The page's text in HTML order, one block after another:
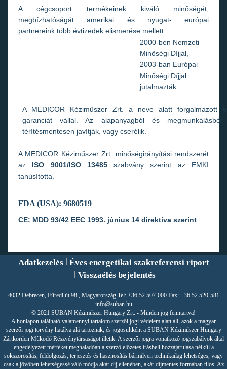
A cégcsoport termékeinek kiváló minőségét,
megbízhatóságát amerikai és nyugat- európai
partnereink több évtizedek elismerése mellett
2000-ben Nemzeti
Minőségi Díjjal,
2003-ban Európai
Minőségi Díjjal
jutalmazták.
A MEDICOR Kéziműszer Zrt. a neve alatt forgalmazott
garanciát vállal. Az alapanyagból és
térítésmentesen javítják, vagy cserélik.
A MEDICOR Kéziműszer Zrt. minőségirányítási rendszerét
az ISO 9001/ISO 13485szabvány szerint az EMKI
tanúsította.
FDA (USA): 9680519
CE: MDD 93/42 EEC 1993. június 14 direktíva szerint
Adatkezelés
Éves energetikai szakreferensi riport
Visszaélés bejelentés
4032 Debrecen, Füredi út 98., Magyarország Tel: +36 52 507-000 Fax: +36 52 520-581
info@suban.hu
© 2021 SUBAN Kéziműszer Hungary Zrt. - Minden jog fenntartva!
A honlapon található valamennyi tartalom szerzői jogi védelem alatt áll, azok a magyar
szerzői jogi törvény hatálya alá tartoznak, és jogosultként a SUBAN Kéziműszer Hungary
Zártkörűen Működő Részvénytársaságot illetik. A szerzői jogra vonatkozó jogszabályok által
engedélyezett mértéket meghaladóan a szerző előzetes írásbeli hozzájárulása nélkül a
sokszorosítás, feldolgozás, terjesztés és hasznosítás bármilyen technikailag lehetséges, vagy
csak a jövőben lehetségessé váló módja akár díj ellenében, akár díjmentes formában tilos. Az